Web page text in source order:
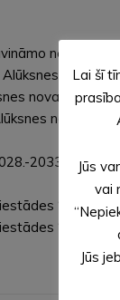
nekustamo
novadā””
novada
2033. gadam
“ALJA”
Lai šī
Jūs
vai
Jūs